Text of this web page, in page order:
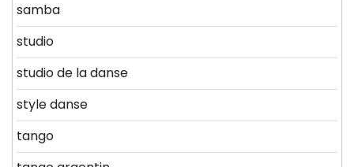
samba
studio
studio de la danse
style danse
tango